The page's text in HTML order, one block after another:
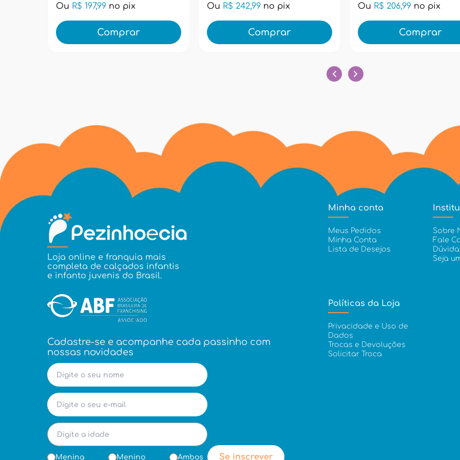
Ou R$ 197,99 no pix
Comprar
Ou R$ 242,99 no pix
Comprar
Ou R$ 206,99 no pix
Comprar
Loja online e franquia mais
completa de calçados infantis
e infanto juvenis do Brasil.
Cadastre-se e acompanhe cada passinho com
nossas novidades
Menina Menino Ambos Se inscrever
Minha conta
Meus Pedidos
Minha Conta
Lista de Desejos
Sobre
Fale
Seja
Políticas da Loja
Privacidade e Uso de
Dados
Trocas e Devoluções
Solicitar Troca